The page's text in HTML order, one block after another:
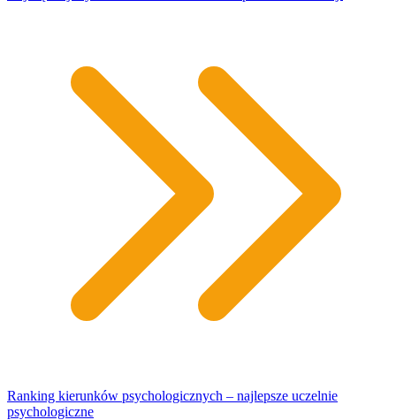
Ranking kierunków psychologicznych – najlepsze uczelnie
psychologiczne